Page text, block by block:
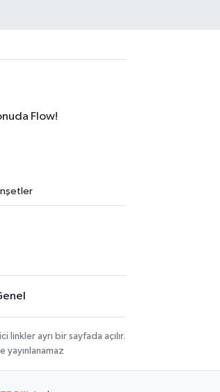
Flow!
ayrı bir sayfada açılır.
yayınlanamaz